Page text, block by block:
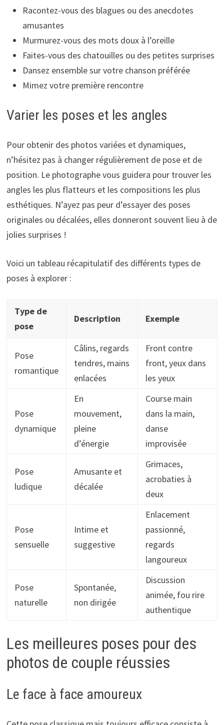
Racontez-vous des blagues ou des anecdotes
amusantes
Murmurez-vous des mots doux à l’oreille
Faites-vous des chatouilles ou des petites surprises
Dansez ensemble sur votre chanson préférée
Mimez votre première rencontre
Varier les poses et les angles
Pour obtenir des photos variées et dynamiques,
n’hésitez pas à changer régulièrement de pose et de
position. Le photographe vous guidera pour trouver les
angles les plus flatteurs et les compositions les plus
esthétiques. N’ayez pas peur d’essayer des poses
originales ou décalées, elles donneront souvent lieu à de
jolies surprises !
Voici un tableau récapitulatif des différents types de
poses à explorer :
Type de
pose
Description Exemple
Pose
romantique
Câlins, regards
tendres, mains
enlacées
Front contre
front, yeux dans
les yeux
Pose
dynamique
En
mouvement,
pleine
d’énergie
Course main
dans la main,
danse
improvisée
Pose
ludique
Amusante et
décalée
Grimaces,
acrobaties à
deux
Pose
sensuelle
Intime et
suggestive
Enlacement
passionné,
regards
langoureux
Pose
naturelle
Spontanée,
non dirigée
Discussion
animée, fou rire
authentique
Les meilleures poses pour des
photos de couple réussies
Le face à face amoureux